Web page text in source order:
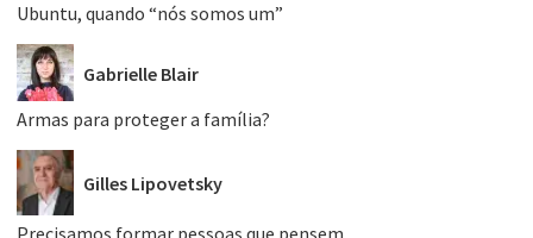
Ubuntu, quando “nós somos um”
Gabrielle Blair
Armas para proteger a família?
Gilles Lipovetsky